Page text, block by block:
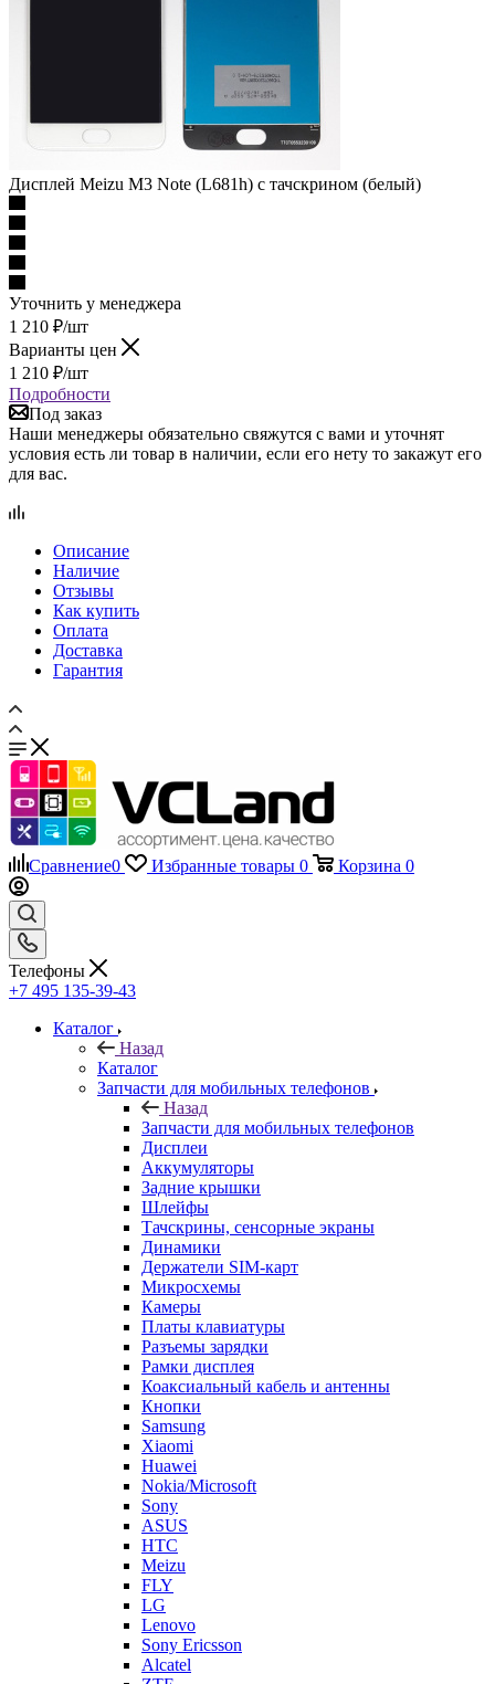
Дисплей Meizu M3 Note (L681h) с тачскрином (белый)
Уточнить у менеджера
Варианты цен
1 210
Подробности
Под заказ
Наши менеджеры обязательно свяжутся с вами и уточнят
условия есть ли товар в наличии, если его нету то закажут его
для вас.
Описание
Оплата
Доставка
Гарантия
Сравнение 0 Избранные товары
Телефоны
+7 495 135-39-43
Каталог
Запчасти для мобильных телефонов
Запчасти для мобильных телефонов
Дисплеи
Аккумуляторы
Задние крышки
Шлейфы
Тачскрины, сенсорные экраны
Динамики
Держатели SIM-карт
Микросхемы
Камеры
Платы клавиатуры
Разъемы зарядки
Рамки дисплея
Коаксиальный кабель и антенны
Кнопки
Samsung
Xiaomi
Huawei
Nokia/Microsoft
Sony
ASUS
HTC
Meizu
FLY
LG
Lenovo
Sony Ericsson
Alcatel
ZTE
Explay
Motorola
Oppo